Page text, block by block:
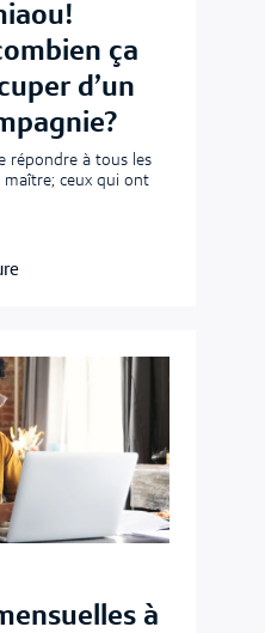
ça
d’un
répondre à tous les
maître; ceux qui ont
à